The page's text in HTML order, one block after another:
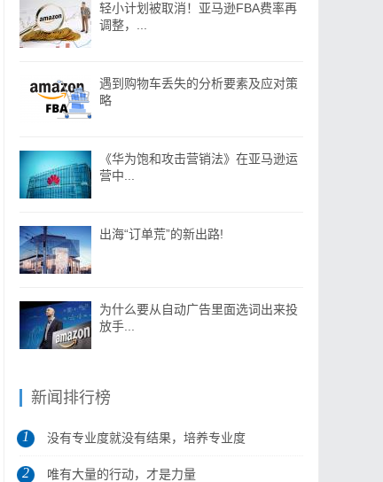
轻小计划被取消！亚马逊FBA费率再
调整，...
遇到购物车丢失的分析要素及应对策
略
《华为饱和攻击营销法》在亚马逊运
营中...
出海“订单荒”的新出路!
为什么要从自动广告里面选词出来投
放手...
新闻排行榜
1 没有专业度就没有结果，培养专业度
是做...
2 唯有大量的行动，才是力量